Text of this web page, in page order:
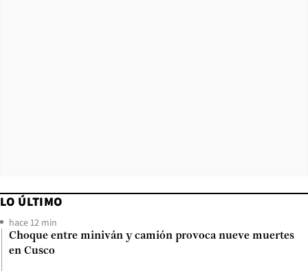
LO ÚLTIMO
hace 12 min
Choque entre miniván y camión provoca nueve muertes
en Cusco